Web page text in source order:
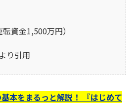
資金1,500万円）
より引用
基本をまるっと解説！ 『はじめて